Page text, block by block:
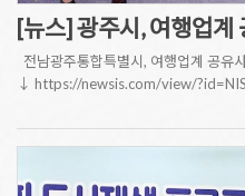
[뉴스] 광주시, 여행업
전남광주통합특별시, 여행업계 공유
↓ https://newsis.com/view/